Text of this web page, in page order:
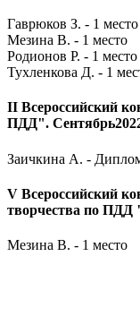
Гаврюков З. - 1 место
Мезина В. - 1 место
Родионов Р. - 1 место
Тухленкова Д. - 1
II Всероссийский
ПДД".
Заичкина А. -
V Всероссийский
творчества по ПДД
Мезина В. - 1 место